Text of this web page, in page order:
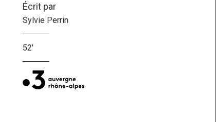
Écrit par
Sylvie Perrin
52'